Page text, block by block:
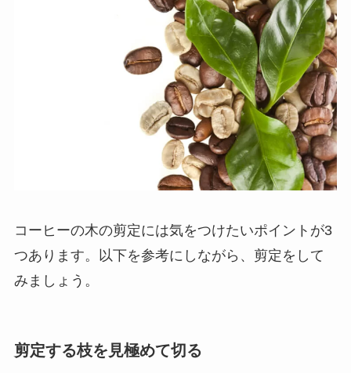
コーヒーの木の剪定には気をつけたいポイントが3
つあります。以下を参考にしながら、剪定をして
みましょう。
剪定する枝を見極めて切る